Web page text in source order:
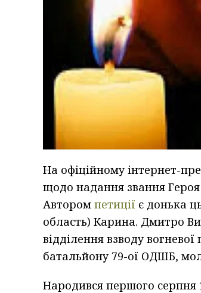
На офіційному інтернет-
щодо надання звання
Автором петиції є донька
область) Карина. Дмитро
відділення взводу
батальйону 79-ої ОДШБ,
Народився першого серпня